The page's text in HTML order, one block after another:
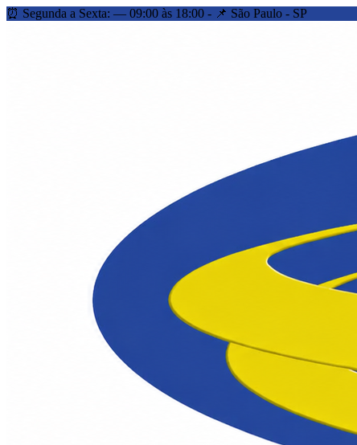
⏰ Segunda a Sexta: — 09:00 às 18:00 - 📌 São Paulo - SP